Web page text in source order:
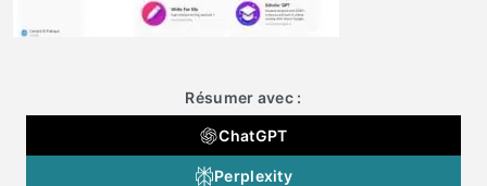
Résumer avec :
ChatGPT
Perplexity